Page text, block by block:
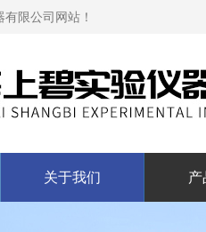
限公司网站！
关于我们 产